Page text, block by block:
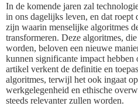
In de komende jaren zal
in ons dagelijks leven, en dat roept
zijn waarin menselijke algoritmes
transformeren. Deze algoritmes,
worden, beloven een nieuwe
kunnen significante impact
artikel verkent de definitie en
algoritmes, terwijl het ook ingaat
werkgelegenheid en ethische
steeds relevanter zullen worden.